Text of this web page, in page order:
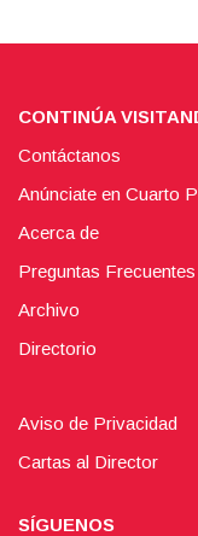
CONTINÚA
Contáctanos
Anúnciate en Cuarto
Acerca de
Preguntas Frecuentes
Archivo
Directorio
Aviso de Privacidad
Cartas al Director
SÍGUENOS